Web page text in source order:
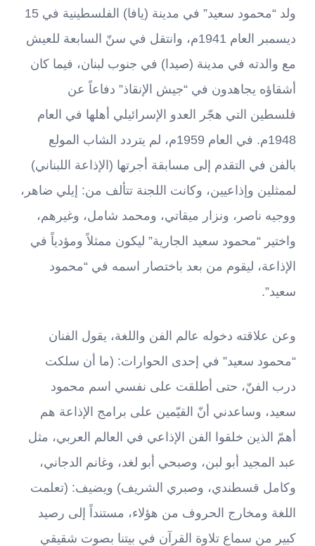
ولد “محمود سعيد” في مدينة (يافا) الفلسطينية في 15
ديسمبر العام 1941م، وانتقل في سنّ السابعة للعيش
مع والدته في مدينة (صيدا) في جنوب لبنان، فيما كان
أشقاؤه يجاهدون في “جيش الإنقاذ” دفاعاً عن
فلسطين التي هجّر العدو الإسرائيلي أهلها في العام
1948م. في العام 1959م، لم يتردد الشاب المولع
بالفن في التقدم إلى مسابقة أجرتها (الإذاعة اللبناني)
لممثلين وإذاعيين، وكانت اللجنة تتألف من: إيلي ضاهر،
ووجيه ناصر، ونزار ميقاتي، ومحمد شامل، وغيرهم،
واختير “محمود سعيد الجارية” ليكون ممثلاً ومؤدياً في
الإذاعة، ليقوم من بعد باختصار اسمه في “محمود
سعيد”.
وعن علاقته دخوله عالم الفن واللغة، يقول الفنان
“محمود سعيد” في إحدى الحوارات: (ما أن سلكت
درب الفنّ، حتى أطلقت على نفسي اسم محمود
سعيد، وساعدني أنّ القيّمين على برامج الإذاعة هم
أهمّ الذين خلقوا الفن الإذاعي في العالم العربي، مثل
عبد المجيد أبو لبن، وصبحي أبو لغد، وغانم الدجاني،
وكامل قسطندي، وصبري الشريف) ويضيف: (تعلمت
اللغة ومخارج الحروف من هؤلاء، مستنداً إلى رصيد
كبير من سماع تلاوة القرآن في بيتنا بصوت شقيقي